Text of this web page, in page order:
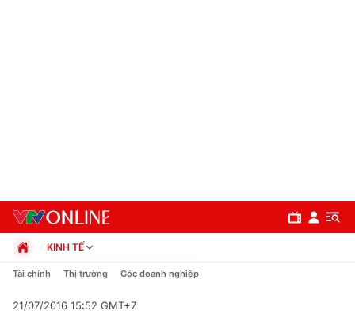
KINH TẾ
Chính trị
Pháp luật
Tài chính Thị trường Góc doanh nghiệp
21/07/2016 15:52 GMT+7